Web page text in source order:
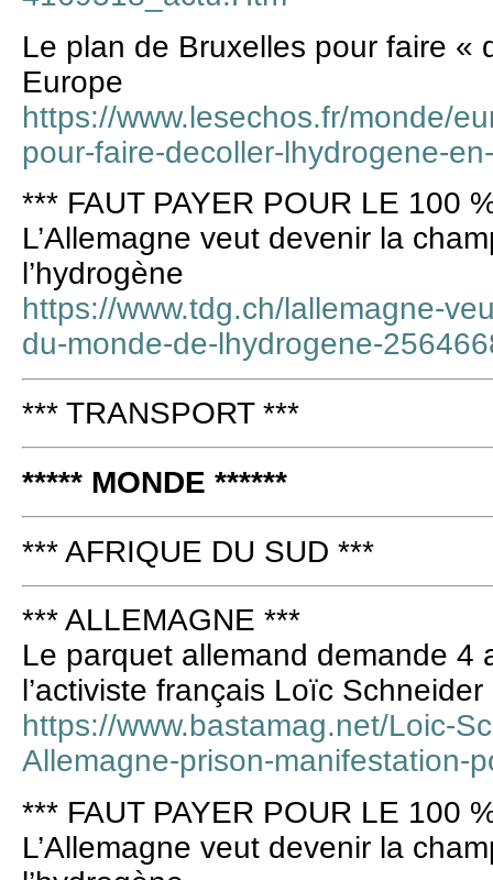
Le plan de Bruxelles pour faire «
Europe
https://www.lesechos.fr/monde/
pour-faire-decoller-lhydrogene-
*** FAUT PAYER POUR LE 100
L’Allemagne veut devenir la
l’hydrogène
https://www.tdg.ch/lallemagne-
du-monde-de-lhydrogene-
*** TRANSPORT ***
***** MONDE ******
*** AFRIQUE DU SUD ***
*** ALLEMAGNE ***
Le parquet allemand demande 4
l’activiste français Loïc Schneider
https://www.bastamag.net/Loic-
Allemagne-prison-manifestation-
*** FAUT PAYER POUR LE 100
L’Allemagne veut devenir la